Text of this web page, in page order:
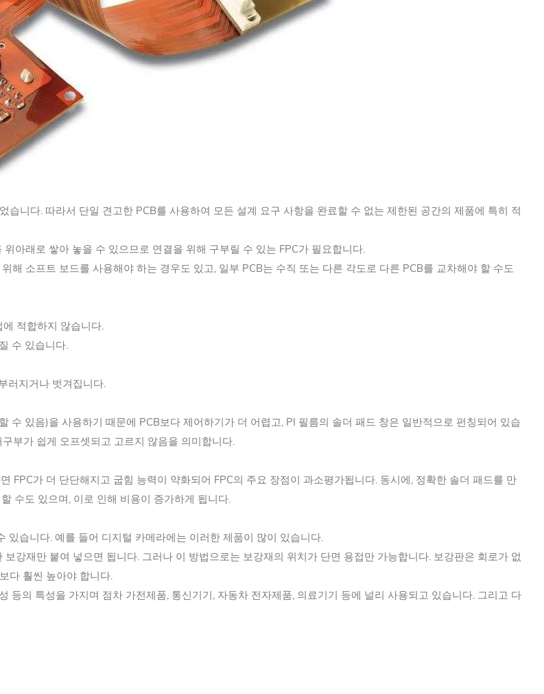
니다. 따라서 단일 견고한 PCB를 사용하여 모든 설계 요구 사항을 완료할 수 없는 제한된 공간의 제품에 특히 적
아래로 쌓아 놓을 수 있으므로 연결을 위해 구부릴 수 있는 FPC가 필요합니다.
해 소프트 보드를 사용해야 하는 경우도 있고, 일부 PCB는 수직 또는 다른 각도로 다른 PCB를 교차해야 할 수도
적합하지 않습니다.
수 있습니다.
러지거나 벗겨집니다.
수 있음)을 사용하기 때문에 PCB보다 제어하기가 더 어렵고, PI 필름의 솔더 패드 창은 일반적으로 펀칭되어 있습
부가 쉽게 오프셋되고 고르지 않음을 의미합니다.
FPC가 더 단단해지고 굽힘 능력이 약화되어 FPC의 주요 장점이 과소평가됩니다. 동시에, 정확한 솔더 패드를 만
수도 있으며, 이로 인해 비용이 증가하게 됩니다.
습니다. 예를 들어 디지털 카메라에는 이러한 제품이 많이 있습니다.
강재만 붙여 넣으면 됩니다. 그러나 이 방법으로는 보강재의 위치가 단면 용접만 가능합니다. 보강판은 회로가 없
다 훨씬 높아야 합니다.
등의 특성을 가지며 점차 가전제품, 통신기기, 자동차 전자제품, 의료기기 등에 널리 사용되고 있습니다. 그리고 다